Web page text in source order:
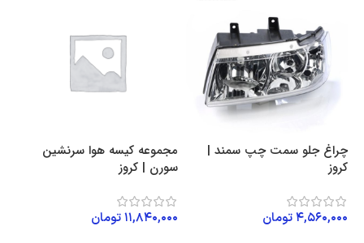
چراغ جلو سمت چپ سمند |
کروز
۴,۵۶۰,۰۰۰تومان
مجموعه کیسه هوا سرنشین
سورن | کروز
۱۱,۸۴۰,۰۰۰تومان